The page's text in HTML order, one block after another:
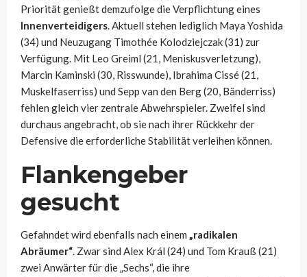
Priorität genießt demzufolge die Verpflichtung eines
Innenverteidigers. Aktuell stehen lediglich Maya Yoshida
(34) und Neuzugang Timothée Kolodziejczak (31) zur
Verfügung. Mit Leo Greiml (21, Meniskusverletzung),
Marcin Kaminski (30, Risswunde), Ibrahima Cissé (21,
Muskelfaserriss) und Sepp van den Berg (20, Bänderriss)
fehlen gleich vier zentrale Abwehrspieler. Zweifel sind
durchaus angebracht, ob sie nach ihrer Rückkehr der
Defensive die erforderliche Stabilität verleihen können.
Flankengeber
gesucht
Gefahndet wird ebenfalls nach einem „radikalen
Abräumer“. Zwar sind Alex Král (24) und Tom Krauß (21)
zwei Anwärter für die „Sechs“, die ihre